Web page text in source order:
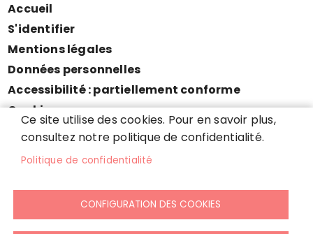
Menu
Pied
de
page
Accueil
S'identifier
Mentions légales
Données personnelles
Accessibilité : partiellement conforme
Cookies
Contact
Plan du site
Ce site utilise des cookies. Pour en savoir plus,
consultez notre politique de confidentialité.
Politique de confidentialité
CONFIGURATION DES COOKIES